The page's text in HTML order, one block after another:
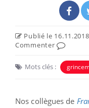
Publié le
Commenter
Mots clés :
Nos collègues de